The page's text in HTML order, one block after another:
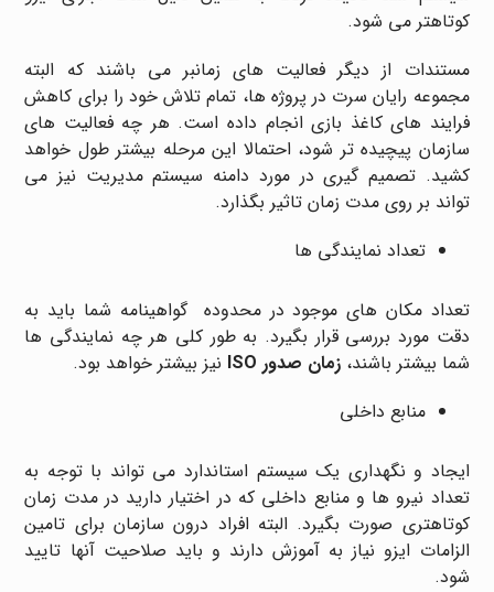
کوتاهتر می شود.
مستندات از دیگر فعالیت های زمانبر می باشند که البته
مجموعه رایان سرت در پروژه ها، تمام تلاش خود را برای کاهش
فرایند های کاغذ بازی انجام داده است. هر چه فعالیت های
سازمان پیچیده تر شود، احتمالا این مرحله بیشتر طول خواهد
کشید. تصمیم گیری در مورد دامنه سیستم مدیریت نیز می
تواند بر روی مدت زمان تاثیر بگذارد.
تعداد نمایندگی ها
تعداد مکان های موجود در محدوده گواهینامه شما باید به
دقت مورد بررسی قرار بگیرد. به طور کلی هر چه نمایندگی ها
شما بیشتر باشند،زمان صدور ISO
نیز بیشتر خواهد بود.
منابع داخلی
ایجاد و نگهداری یک سیستم استاندارد می تواند با توجه به
تعداد نیرو ها و منابع داخلی که در اختیار دارید در مدت زمان
کوتاهتری صورت بگیرد. البته افراد درون سازمان برای تامین
الزامات ایزو نیاز به آموزش دارند و باید صلاحیت آنها تایید
شود.